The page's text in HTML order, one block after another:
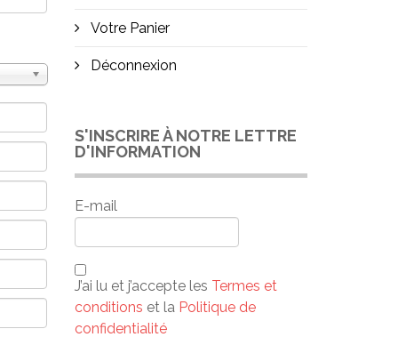
Votre Panier
Déconnexion
S'INSCRIRE À NOTRE LETTRE
D'INFORMATION
E-mail
J’ai lu et j’accepte les Termes et
conditions et la Politique de
confidentialité